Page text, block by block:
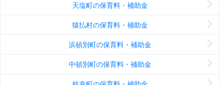
天塩町の保育料・補助金
猿払村の保育料・補助金
浜頓別町の保育料・補助金
中頓別町の保育料・補助金